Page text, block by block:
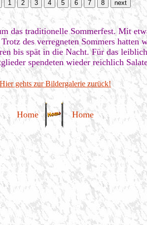
das traditionelle Sommerfest. Mit
des verregneten Sommers hatten
bis spät in die Nacht. Für das
spendeten wieder reichlich
Hier gehts zur Bildergalerie zurück!
Home Home